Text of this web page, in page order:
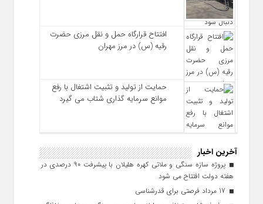
افتتاح قرارگاه حمل‌ و نقل مرزی حضرت
رقیه (س) در مرز مهران
حمایت از تولید و تثبیت اشتغال با رفع
موانع سرمایه‌ گذاری شتاب می‌ گیرد
آخرین اخبار
پروژه سازه سنگی و ملاتی کهره هلیلان با پیشرفت ۹۰ درصدی در
هفته دولت افتتاح می شود